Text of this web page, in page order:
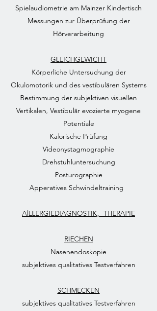
Spielaudiometrie am Mainzer Kindertisch
Messungen zur Überprüfung der
Hörverarbeitung
GLEICHGEWICHT
Körperliche Untersuchung der
Okulomotorik und des vestibulären Systems
Bestimmung der subjektiven visuellen
Vertikalen, Vestibulär evozierte myogene
Potentiale
Kalorische Prüfung
Videonystagmographie
Drehstuhluntersuchung
Posturographie
Apperatives Schwindeltraining
AlLLERGIEDIAGNOSTIK, -THERAPIE
RIECHEN
Nasenendoskopie
subjektives qualitatives Testverfahren
SCHMECKEN
subjektives qualitatives Testverfahren